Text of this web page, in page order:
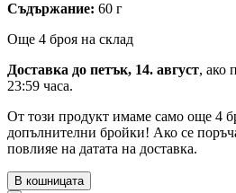
Съдържание: 60 г
Още 4 броя на склад
Доставка до петък, 14. август, ако
23:59 часа.
От този продукт имаме само още 4
допълнителни бройки! Ако се
повлияе на датата на доставка.
В кошницата